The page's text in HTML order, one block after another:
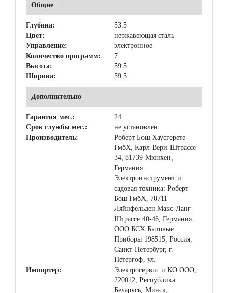
Общие
Глубина:
53.5
Цвет:
нержавеющая сталь
Управление:
электронное
Количество программ:
7
Высота:
59.5
Ширина:
59.5
Дополнительно
Гарантия мес.:
24
Срок службы мес.:
не установлен
Производитель:
Роберт Бош Хаусгерете
ГмбХ, Карл-Вери-Штрассе
34, 81739 Мюнхен,
Германия.
Электроинструмент и
садовая техника: Роберт
Бош ГмбХ, 70711
Ляйнфельден Макс-Ланг-
Штрассе 40-46, Германия.
ООО БСХ Бытовые
Приборы 198515, Россия,
Санкт-Петербург, г.
Петергоф, ул.
Импортер:
Электросервис и КО ООО,
220012, Республика
Беларусь, Минск,